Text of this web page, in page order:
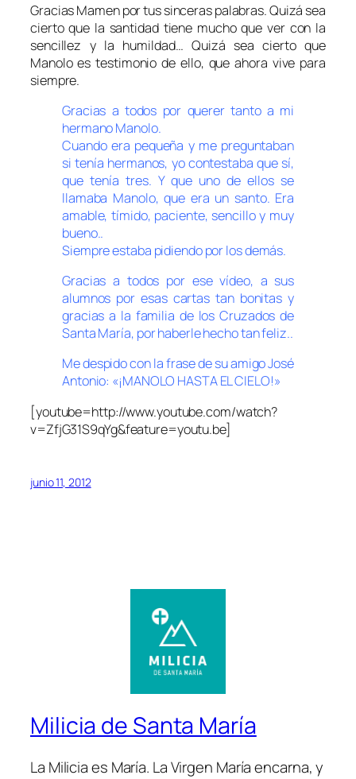
Gracias Mamen por tus sinceras palabras. Quizá sea
cierto que la santidad tiene mucho que ver con la
sencillez y la humildad… Quizá sea cierto que
Manolo es testimonio de ello, que ahora vive para
siempre.
Gracias a todos por querer tanto a mi
hermano Manolo.
Cuando era pequeña y me preguntaban
si tenía hermanos, yo contestaba que sí,
que tenía tres. Y que uno de ellos se
llamaba Manolo, que era un santo. Era
amable, tímido, paciente, sencillo y muy
bueno..
Siempre estaba pidiendo por los demás.
Gracias a todos por ese vídeo, a sus
alumnos por esas cartas tan bonitas y
gracias a la familia de los Cruzados de
Santa María, por haberle hecho tan feliz..
Me despido con la frase de su amigo José
Antonio: «¡MANOLO HASTA EL CIELO!»
[youtube=http://www.youtube.com/watch?
v=ZfjG31S9qYg&feature=youtu.be]
junio 11, 2012
Milicia de Santa María
La Milicia es María. La Virgen María encarna, y